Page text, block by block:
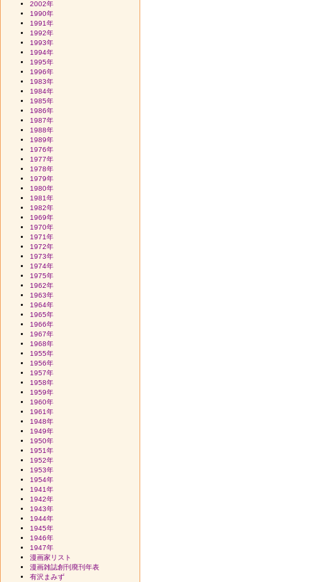
2002年
1990年
1991年
1992年
1993年
1994年
1995年
1996年
1983年
1984年
1985年
1986年
1987年
1988年
1989年
1976年
1977年
1978年
1979年
1980年
1981年
1982年
1969年
1970年
1971年
1972年
1973年
1974年
1975年
1962年
1963年
1964年
1965年
1966年
1967年
1968年
1955年
1956年
1957年
1958年
1959年
1960年
1961年
1948年
1949年
1950年
1951年
1952年
1953年
1954年
1941年
1942年
1943年
1944年
1945年
1946年
1947年
漫画家リスト
漫画雑誌創刊廃刊年表
有沢まみず